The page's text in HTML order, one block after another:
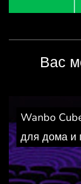
Вас
Wanbo
для дома и